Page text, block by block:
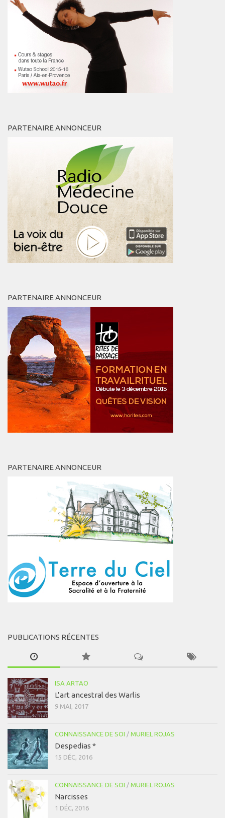
PARTENAIRE ANNONCEUR
PARTENAIRE ANNONCEUR
PARTENAIRE ANNONCEUR
PUBLICATIONS RÉCENTES
ISA ARTAO
L’art ancestral des Warlis
9 MAI, 2017
CONNAISSANCE DE SOI / MURIEL ROJAS
Despedias *
15 DÉC, 2016
CONNAISSANCE DE SOI / MURIEL ROJAS
Narcisses
1 DÉC, 2016